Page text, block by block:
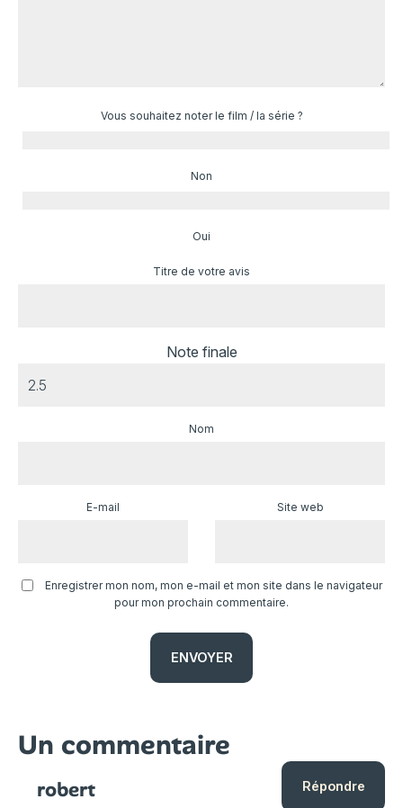
Vous souhaitez noter le film / la série ?
Non
Oui
Titre de votre avis
Note finale
Nom
E-mail Site web
Enregistrer mon nom, mon e-mail et mon site dans le navigateur
pour mon prochain commentaire.
Un commentaire
robert Répondre